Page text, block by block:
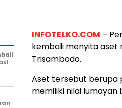
INFOTELKO.COM –
kembali menyita aset
Trisambodo.
Aset tersebut berupa
memiliki nilai lumayan